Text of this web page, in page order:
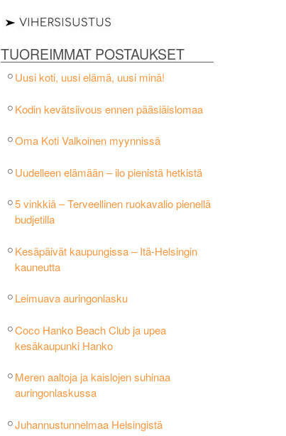
TUOREIMMAT POSTAUKSET
Uusi koti, uusi elämä, uusi minä!
Kodin kevätsiivous ennen pääsiäislomaa
Oma Koti Valkoinen myynnissä
Uudelleen elämään – ilo pienistä hetkistä
5 vinkkiä – Terveellinen ruokavalio pienellä
budjetilla
Kesäpäivät kaupungissa – Itä-Helsingin
kauneutta
Leimuava auringonlasku
Coco Hanko Beach Club ja upea
kesäkaupunki Hanko
Meren aaltoja ja kaislojen suhinaa
auringonlaskussa
Juhannustunnelmaa Helsingistä